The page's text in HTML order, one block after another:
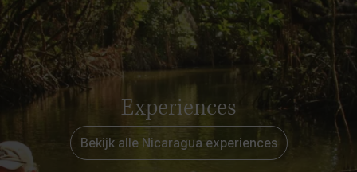
Experiences
Bekijk alle Nicaragua experiences